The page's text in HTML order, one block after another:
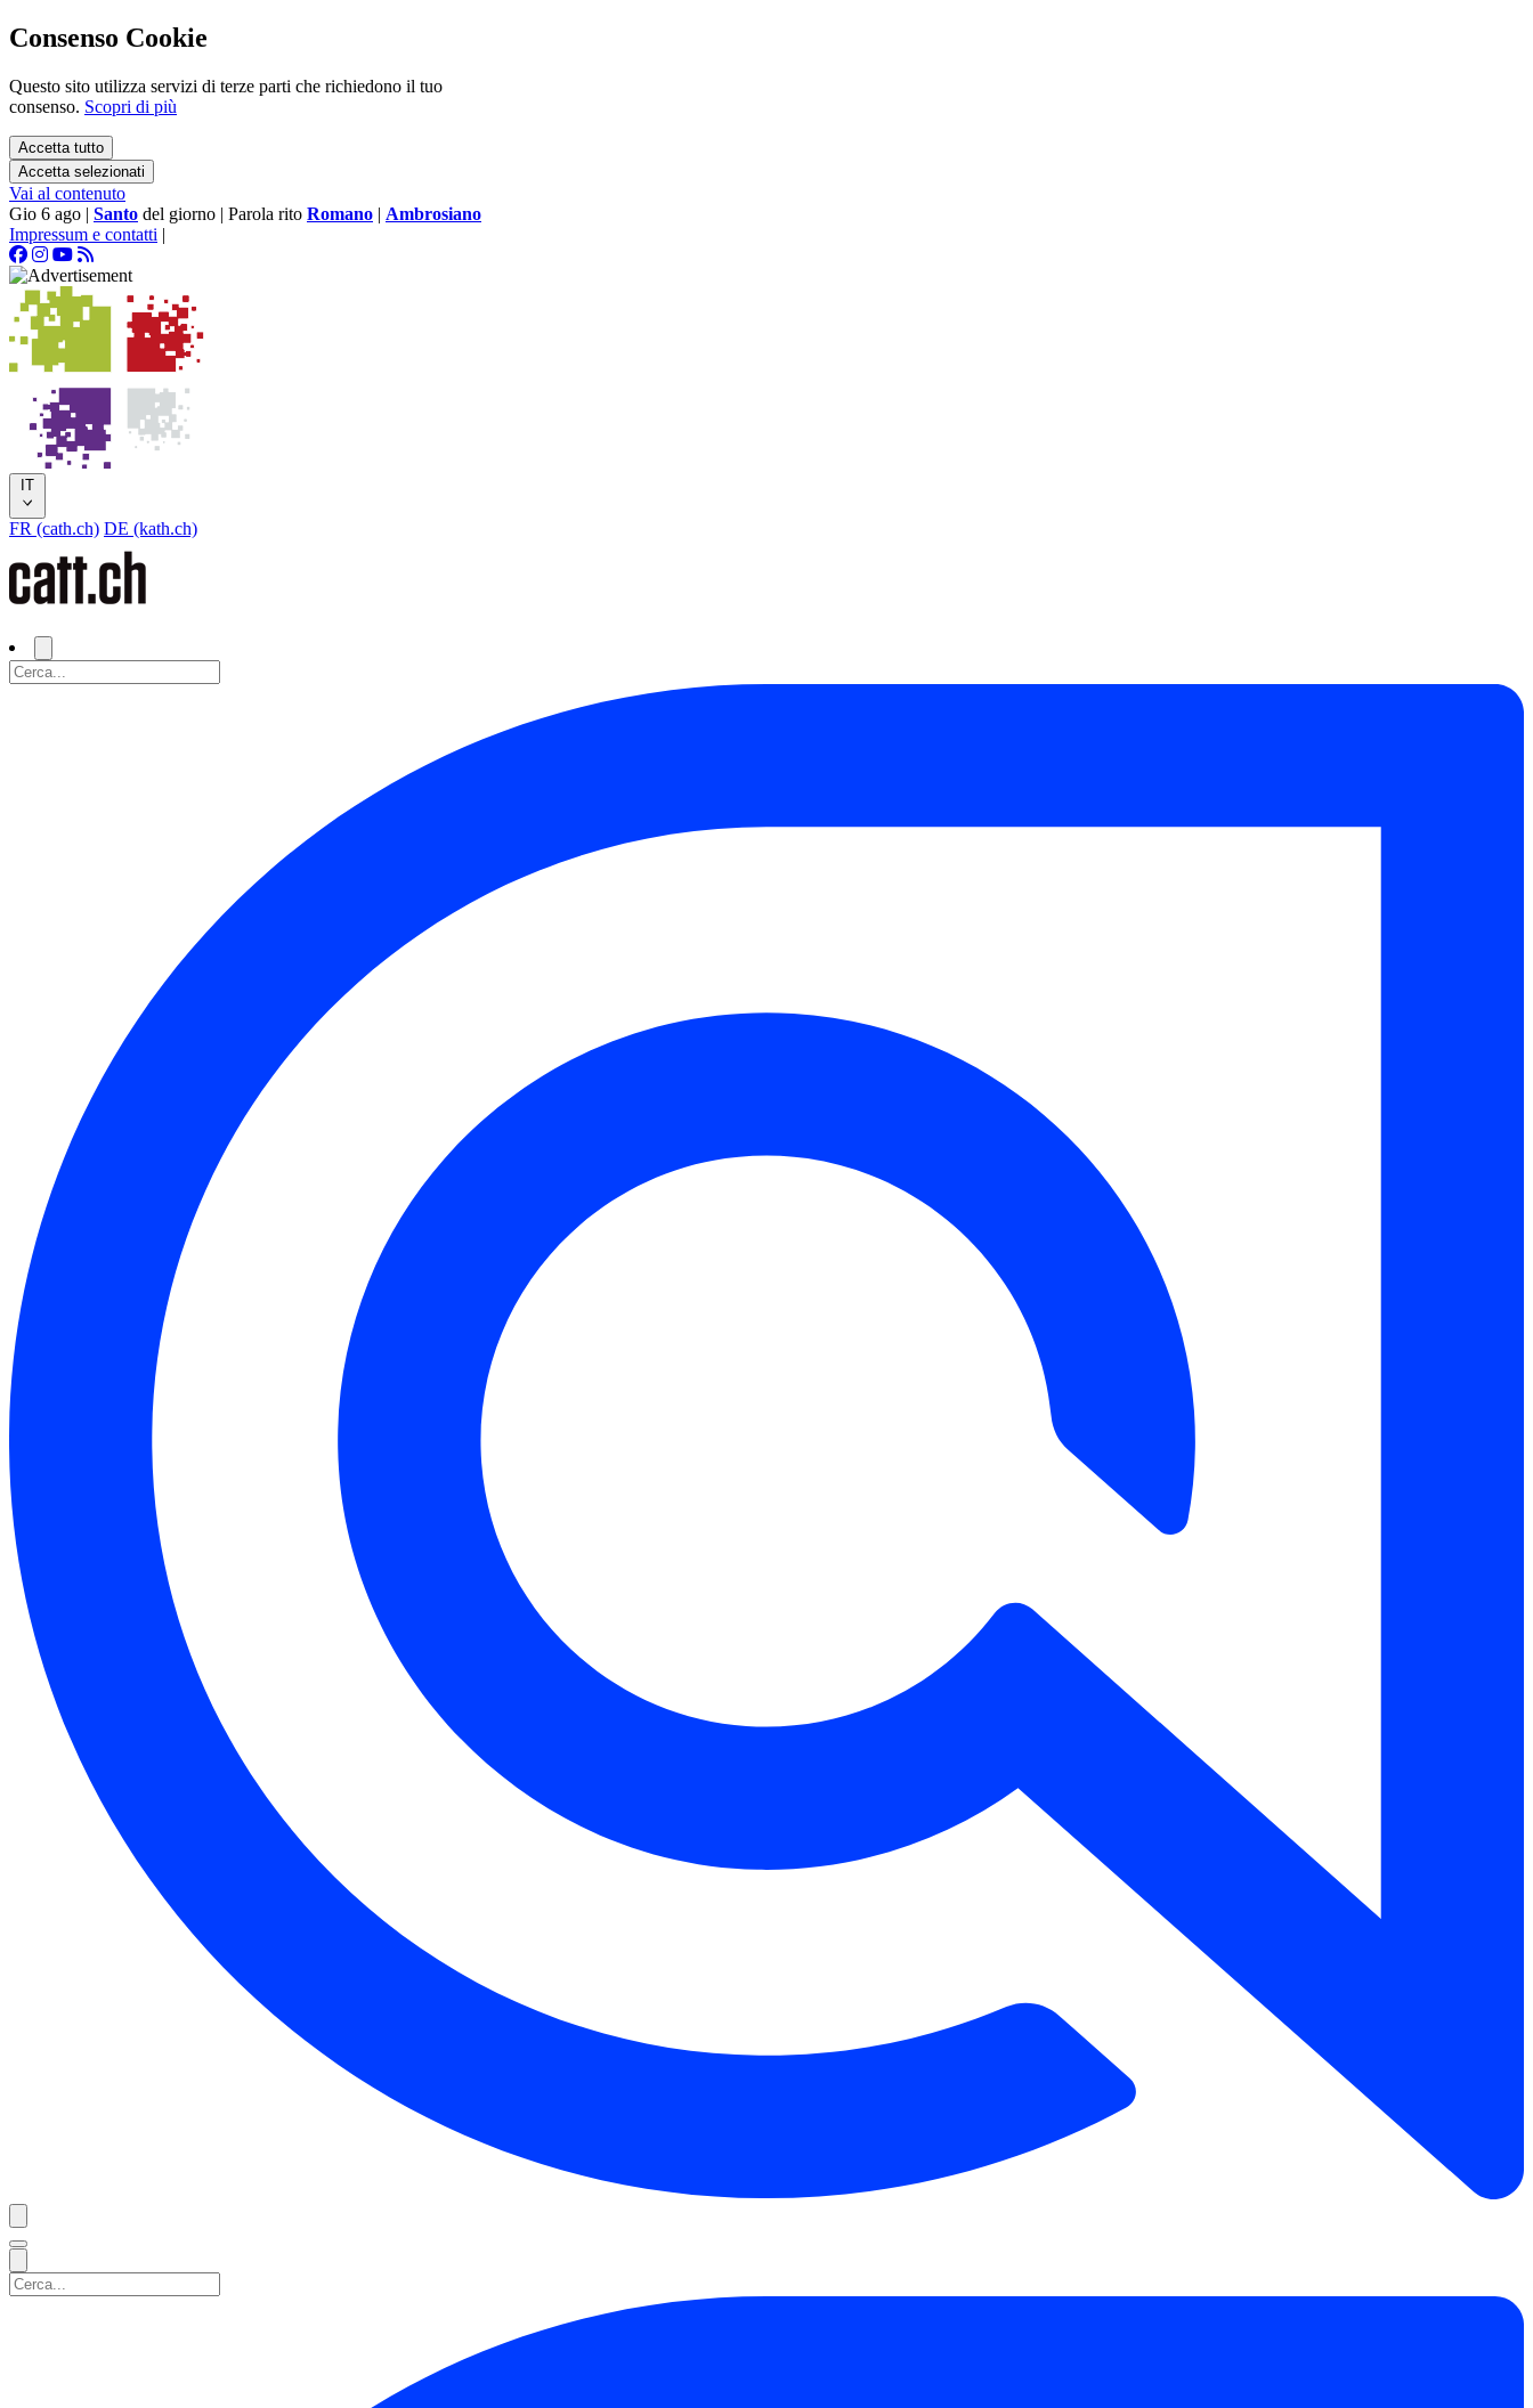
Consenso Cookie
Questo sito utilizza servizi di terze parti che richiedono il tuo
consenso. Scopri di più
Accetta tutto
Accetta selezionati
Vai al contenuto
Gio 6 ago | Santo del giorno | Parola rito Romano | Ambrosiano
Impressum e contatti |
IT
FR (cath.ch) DE (kath.ch)